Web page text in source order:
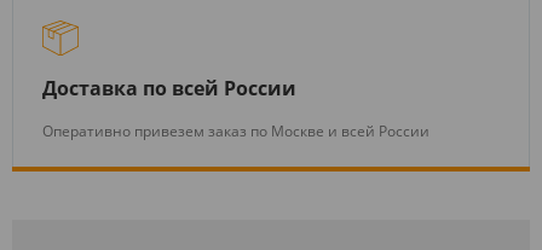
Доставка по всей России
Оперативно привезем заказ по Москве и всей России